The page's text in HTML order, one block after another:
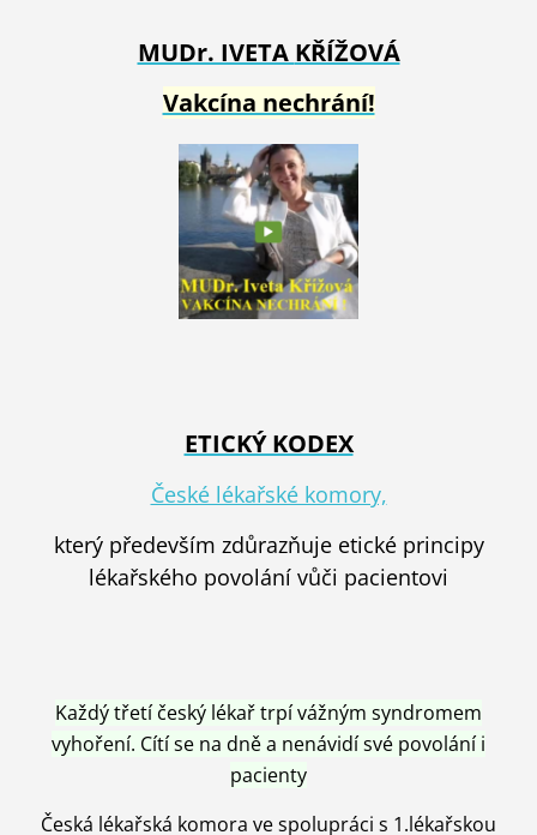
MUDr. IVETA KŘÍŽOVÁ
Vakcína nechrání!
ETICKÝ KODEX
České lékařské komory,
který především zdůrazňuje etické principy
lékařského povolání vůči pacientovi
Každý třetí český lékař trpí vážným syndromem
vyhoření. Cítí se na dně a nenávidí své povolání i
pacienty
Česká lékařská komora ve spolupráci s 1.lékařskou